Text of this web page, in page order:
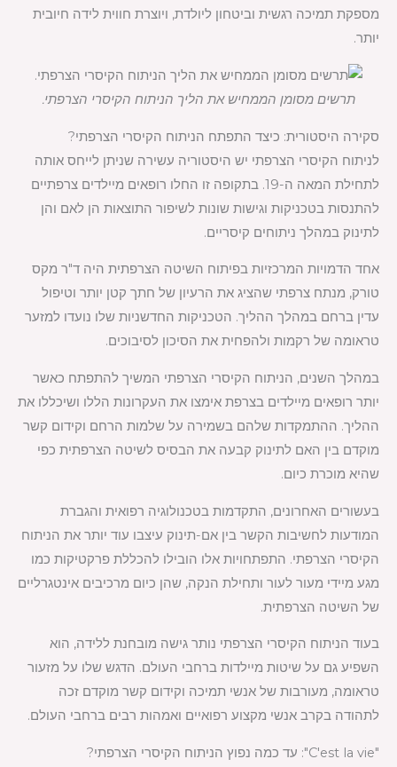
מספקת תמיכה רגשית וביטחון ליולדת, ויוצרת חווית לידה חיובית
יותר.
תרשים מסומן הממחיש את הליך הניתוח הקיסרי הצרפתי.
סקירה היסטורית: כיצד התפתח הניתוח הקיסרי הצרפתי?
לניתוח הקיסרי הצרפתי יש היסטוריה עשירה שניתן לייחס אותה
לתחילת המאה ה-19. בתקופה זו החלו רופאים מיילדים צרפתיים
להתנסות בטכניקות וגישות שונות לשיפור התוצאות הן לאם והן
לתינוק במהלך ניתוחים קיסריים.
אחד הדמויות המרכזיות בפיתוח השיטה הצרפתית היה ד"ר מקס
טורק, מנתח צרפתי שהציג את הרעיון של חתך קטן יותר וטיפול
עדין ברחם במהלך ההליך. הטכניקות החדשניות שלו נועדו למזער
טראומה של רקמות ולהפחית את הסיכון לסיבוכים.
במהלך השנים, הניתוח הקיסרי הצרפתי המשיך להתפתח כאשר
יותר רופאים מיילדים בצרפת אימצו את העקרונות הללו ושיכללו את
ההליך. ההתמקדות שלהם בשמירה על שלמות הרחם וקידום קשר
מוקדם בין האם לתינוק קבעה את הבסיס לשיטה הצרפתית כפי
שהיא מוכרת כיום.
בעשורים האחרונים, התקדמות בטכנולוגיה רפואית והגברת
המודעות לחשיבות הקשר בין אם-תינוק עיצבו עוד יותר את הניתוח
הקיסרי הצרפתי. התפתחויות אלו הובילו להכללת פרקטיקות כמו
מגע מיידי מעור לעור ותחילת הנקה, שהן כיום מרכיבים אינטגרליים
של השיטה הצרפתית.
בעוד הניתוח הקיסרי הצרפתי נותר גישה מובחנת ללידה, הוא
השפיע גם על שיטות מיילדות ברחבי העולם. הדגש שלו על מזעור
טראומה, מעורבות של אנשי תמיכה וקידום קשר מוקדם זכה
לתהודה בקרב אנשי מקצוע רפואיים ואמהות רבים ברחבי העולם.
"C'est la vie": עד כמה נפוץ הניתוח הקיסרי הצרפתי?